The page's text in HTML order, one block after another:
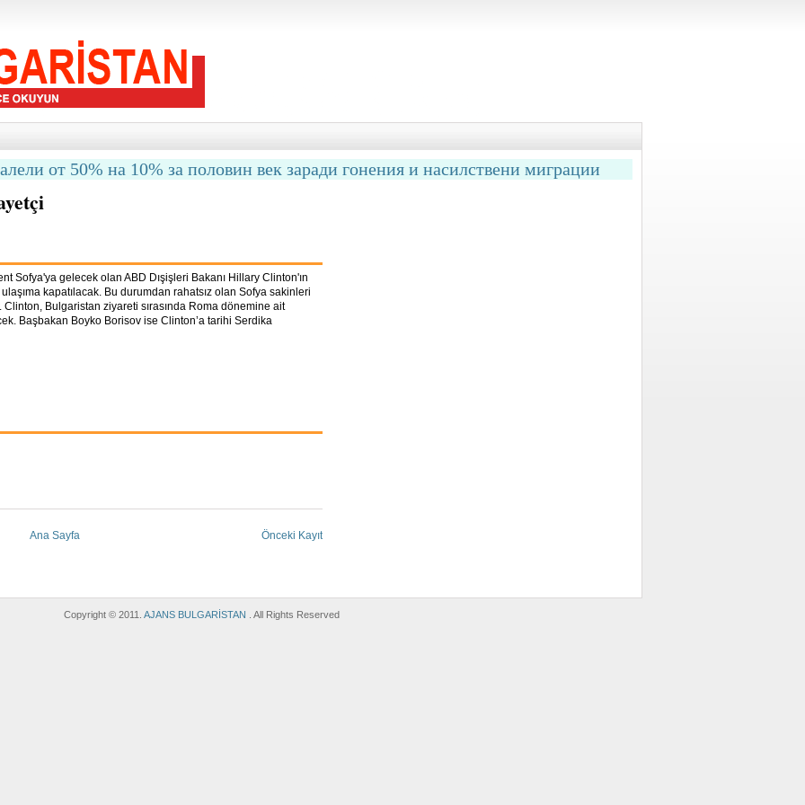
от 50% на 10% за половин век заради гонения и насилствени миграции
Sofya'ya gelecek olan ABD Dışişleri Bakanı Hillary Clinton'ın
kapatılacak. Bu durumdan rahatsız olan Sofya sakinleri
Clinton, Bulgaristan ziyareti sırasında Roma dönemine ait
Başbakan Boyko Borisov ise Clinton’a tarihi Serdika
Önceki Kayıt
Ana Sayfa
Copyright © 2011. AJANS BULGARİSTAN . All Rights Reserved